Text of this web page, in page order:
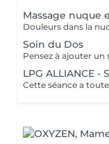
Massage nuque
Soin du Dos
LPG ALLIANCE -